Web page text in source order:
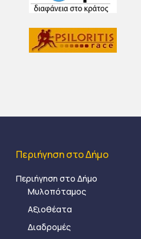
Περιήγηση στο Δήμο
Περιήγηση στο Δήμο
Μυλοπόταμος
Αξιοθέατα
Διαδρομές